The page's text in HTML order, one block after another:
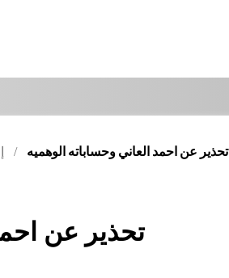
تحذير عن احمد العاني وحساباته الوهميه
تحذير عن